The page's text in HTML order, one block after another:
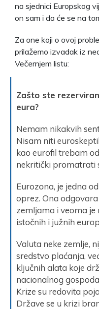
na sjednici Europskog
on sam i da će se na
Za one koji o ovoj
prilažemo izvadak iz
Večernjem listu:
Zašto ste
eura?
Nemam nikakvih
Nisam niti
kao eurofil trebam
nekritički promatrati
Eurozona, je jedna
oprez. Ona
zemljama i veoma je
istočnih i južnih
Valuta neke zemlje,
sredstvo plaćanja,
ključnih alata koje
nacionalnog
Krize su redovita
Države se u krizi